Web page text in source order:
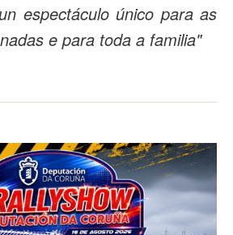
espectáculo único para as
e para toda a familia"